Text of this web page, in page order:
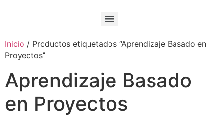
Inicio / Productos etiquetados “Aprendizaje Basado en
Proyectos”
Aprendizaje Basado
en Proyectos